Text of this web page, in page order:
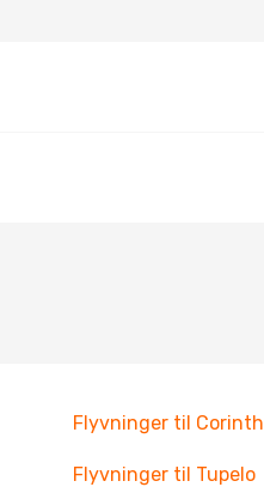
Flyvninger til Corinth
Flyvninger til Tupelo